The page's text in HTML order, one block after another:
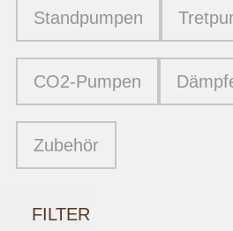
Standpumpen
CO2-Pumpen
Zubehör
FILTER